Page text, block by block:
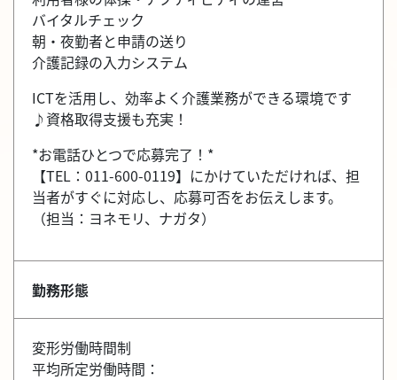
バイタルチェック
朝・夜勤者と申請の送り
介護記録の入力システム
ICTを活用し、効率よく介護業務ができる環境です
♪資格取得支援も充実！
*お電話ひとつで応募完了！*
【TEL：011-600-0119】にかけていただければ、担
当者がすぐに対応し、応募可否をお伝えします。
（担当：ヨネモリ、ナガタ）
勤務形態
変形労働時間制
平均所定労働時間：